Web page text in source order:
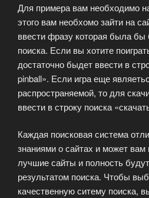
Для примера вам необходимо
этого вам необхомо зайти на
ввести фразу которая была бы
поиска. Если вы хотите
достаточно быдет ввести в
pinball». Если игра еще
распространяемой, то для
ввести в строку поиска
Каждая поисковая система
знаниями о сайтах и может
лучшие сайты и полность
результатом поиска. Чтобы
качественную ситему поиска,